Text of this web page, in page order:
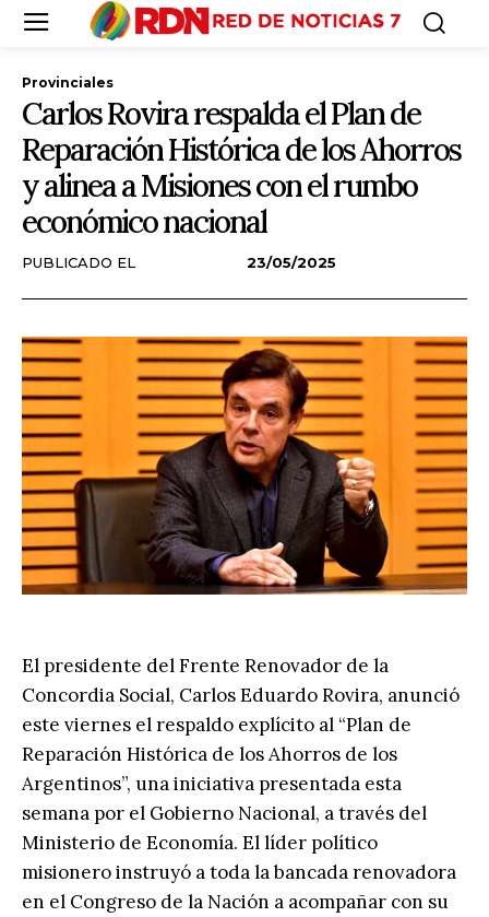
Provinciales
Carlos Rovira respalda el Plan de
Reparación Histórica de los Ahorros
y alinea a Misiones con el rumbo
económico nacional
PUBLICADO EL 23/05/2025
El presidente del Frente Renovador de la
Concordia Social, Carlos Eduardo Rovira, anunció
este viernes el respaldo explícito al “Plan de
Reparación Histórica de los Ahorros de los
Argentinos”, una iniciativa presentada esta
semana por el Gobierno Nacional, a través del
Ministerio de Economía. El líder político
misionero instruyó a toda la bancada renovadora
en el Congreso de la Nación a acompañar con su